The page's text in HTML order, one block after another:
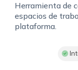
Herramienta de
espacios de
plataforma.